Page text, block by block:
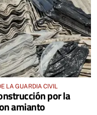
LA GUARDIA CIVIL
por la
amianto